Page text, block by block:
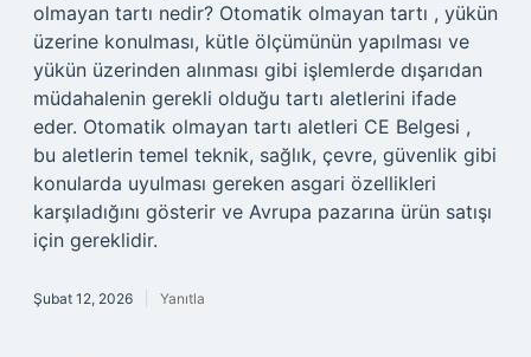
olmayan tartı nedir? Otomatik olmayan tartı , yükün
üzerine konulması, kütle ölçümünün yapılması ve
yükün üzerinden alınması gibi işlemlerde dışarıdan
müdahalenin gerekli olduğu tartı aletlerini ifade
eder. Otomatik olmayan tartı aletleri CE Belgesi ,
bu aletlerin temel teknik, sağlık, çevre, güvenlik gibi
konularda uyulması gereken asgari özellikleri
karşıladığını gösterir ve Avrupa pazarına ürün satışı
için gereklidir.
Şubat 12, 2026 Yanıtla